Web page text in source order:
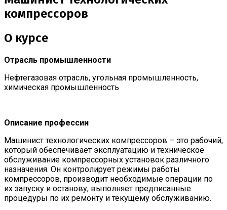
компрессоров
О курсе
Отрасль промышленности
Нефтегазовая отрасль, угольная промышленность,
химическая промышленность
Описание профессии
Машинист технологических компрессоров – это рабочий,
который обеспечивает эксплуатацию и техническое
обслуживание компрессорных установок различного
назначения. Он контролирует режимы работы
компрессоров, производит необходимые операции по
их запуску и останову, выполняет предписанные
процедуры по их ремонту и текущему обслуживанию.